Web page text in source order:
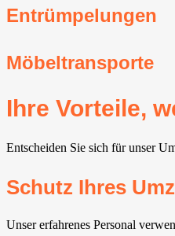
Entrümpelungen
Möbeltransporte
Ihre Vorteile,
Entscheiden Sie sich für unser
Schutz Ihres
Unser erfahrenes Personal